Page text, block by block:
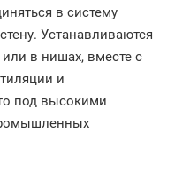
в систему
Устанавливаются
в нишах, вместе с
и
под высокими